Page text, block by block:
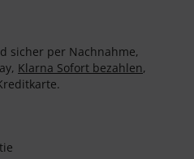
sicher per Nachnahme,
Klarna Sofort bezahlen,